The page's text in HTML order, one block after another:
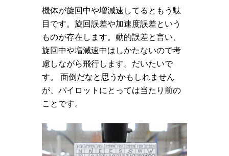
機体が旋回中や増減速してるともう駄
目です。旋回誤差や加速度誤差という
ものが存在します。動的誤差と言い、
旋回中や増減速中はしかたないので考
慮しながら飛行します。だいたいで
す。 面倒だなと思うかもしれません
が、パイロットにとっては当たり前の
ことです。